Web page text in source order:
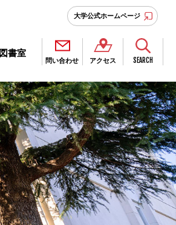
図書室
問い合わせ アクセス SEARCH
大学公式ホームページ